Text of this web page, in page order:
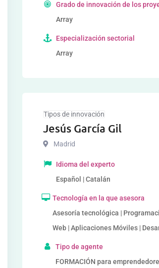
Grado de innovación de los
Array
Especialización sectorial
Array
Tipos de innovación
Jesús García Gil
Madrid
Idioma del experto
Español | Catalán
Tecnología en la que asesora
Asesoría tecnológica |
Web | Aplicaciones Móviles |
Tipo de agente
FORMACIÓN para